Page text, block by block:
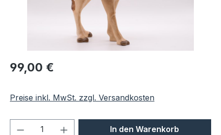
Regulärer Preis:
99,00 €
Preise inkl. MwSt. zzgl. Versandkosten
Produkt Anzahl: Gib denIn den Warenkorb